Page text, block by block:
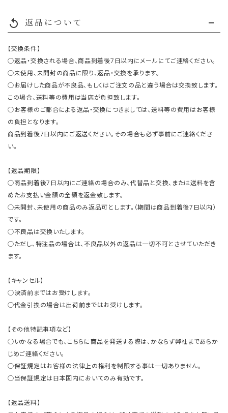
replay 返品について
【交換条件】
○返品・交換される場合、商品到着後7日以内にメールにてご連絡ください。
○未使用、未開封の商品に限り、返品・交換を承ります。
○お届けした商品が不良品、もしくはご注文の品と違う場合は交換致します。
この場合、送料等の費用は当店が負担致します。
○お客様のご都合による返品・交換につきましては、送料等の費用はお客様
の負担となります。
商品到着後7日以内にご返送ください。その場合も必ず事前にご連絡くださ
い。
【返品期限】
○商品到着後7日以内にご連絡の場合のみ、代替品と交換、または送料を含
めたお支払い金額の全額を返金致します。
○未開封、未使用の商品のみ返品可とします。（期間は商品到着後7日以内）
です。
○不良品は交換いたします。
○ただし、特注品の場合は、不良品以外の返品は一切不可とさせていただき
ます。
【キャンセル】
○決済前まではお受けします。
○代金引換の場合は出荷前まではお受けします。
【その他特記事項など】
○いかなる場合でも、こちらに商品を発送する際は、かならず弊社まであらか
じめご連絡ください。
○保証規定はお客様の法律上の権利を制限する事は一切ありません。
○当保証規定は日本国内においてのみ有効です。
【返品送料】